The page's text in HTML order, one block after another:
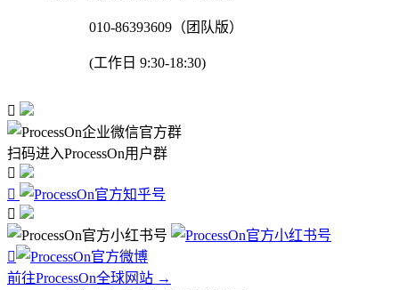
010-86393609（团队版）
(工作日 9:30-18:30)

扫码进入ProcessOn用户群




前往ProcessOn全球网站 →